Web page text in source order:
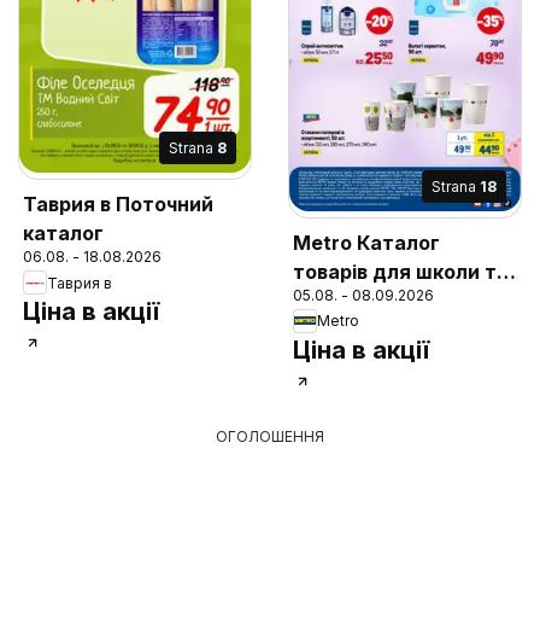
Strana 8
Таврия в Поточний
каталог
06.08. - 18.08.2026
Таврия в
Ціна в акції
Strana 18
Metro Каталог
товарів для школи та
офісу
05.08. - 08.09.2026
Metro
Ціна в акції
ОГОЛОШЕННЯ